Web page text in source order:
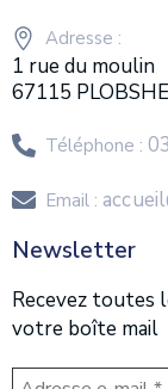
Adresse :
1 rue du moulin
67115
Téléphone :
Email :
Newsletter
Recevez toutes
votre boîte mail